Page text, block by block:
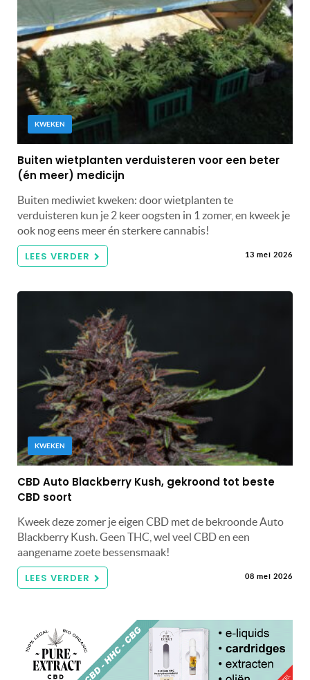
KWEKEN
Buiten wietplanten verduisteren voor een beter
(én meer) medicijn
Buiten mediwiet kweken: door wietplanten te
verduisteren kun je 2 keer oogsten in 1 zomer, en kweek je
ook nog eens meer én sterkere cannabis!
LEES VERDER 13 mei 2026
KWEKEN
CBD Auto Blackberry Kush, gekroond tot beste
CBD soort
Kweek deze zomer je eigen CBD met de bekroonde Auto
Blackberry Kush. Geen THC, wel veel CBD en een
aangename zoete bessensmaak!
LEES VERDER 08 mei 2026